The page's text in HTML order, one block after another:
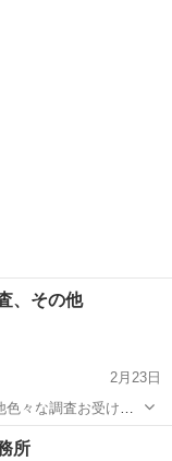
、その他
2月23日
々な調査お受け致
す。ご安心下さい！
のでご了承くださ
所